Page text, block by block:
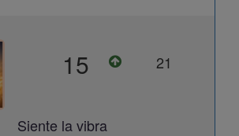
15 21
Siente la vibra